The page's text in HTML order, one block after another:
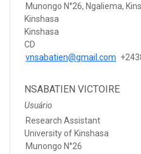
Munongo N°26, Ngaliema,
Kinshasa
Kinshasa
CD
vnsabatien@gmail.com
NSABATIEN VICTOIRE
Usuário
Research Assistant
University of Kinshasa
Munongo N°26